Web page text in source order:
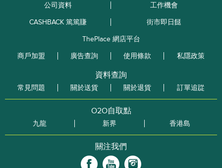
公司資料
工作機會
CASHBACK 篤篤賺
街市即日餸
ThePlace 網店平台
商戶加盟
廣告查詢 使用條款 私隱政策
資料查詢
常見問題 關於送貨 關於退貨 訂單追踨
O2O自取點
九龍 新界 香港島
關注我們